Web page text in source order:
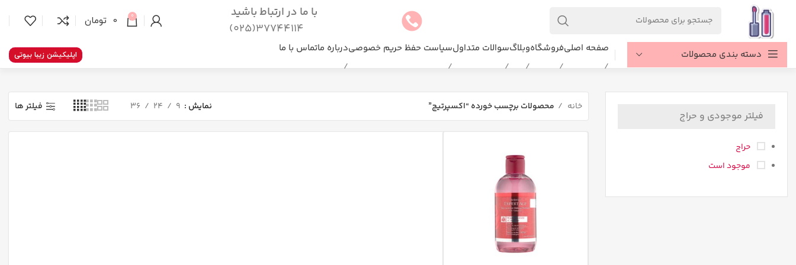
با ما در ارتباط باشید
37744114(025)
0
0 تومان
دسته بندی محصولات صفحه اصلیفروشگاهوبلاگسوالات متداولسیاست حفظ حریم خصوصیدرباره ماتماس با ما اپلیکیشن زیبا بیوتی
فیلتر موجودی و حراج
حراج
موجود است
خانه محصولات برچسب خورده “اکسپرتیج” نمایش 9
24
36 فیلتر ها